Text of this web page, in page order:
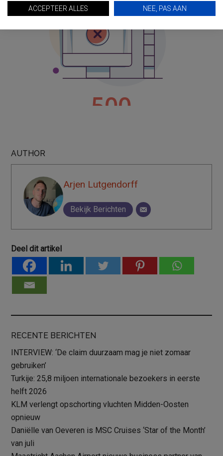
AUTHOR
Arjen Lutgendorff
Bekijk Berichten
Deel dit artikel
RECENTE BERICHTEN
INTERVIEW: ‘De claim duurzaam mag je niet zomaar
gebruiken’
Turkije: 25,8 miljoen internationale bezoekers in eerste
helft 2026
KLM verlengt opschorting vluchten Midden-Oosten
opnieuw
Daniëlle van Oeveren is MSC Cruises ‘Star of the Month’
van juli
ACCEPTEER ALLES NEE, PAS AAN